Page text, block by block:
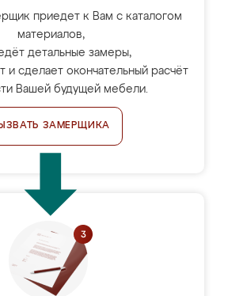
приедет к Вам с каталогом
материалов,
детальные замеры,
и сделает окончательный расчёт
Вашей будущей мебели.
ЗАМЕРЩИКА